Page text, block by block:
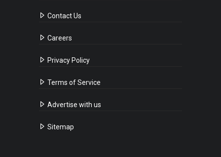
Contact Us
Careers
Privacy Policy
Terms of Service
Advertise with us
Sitemap